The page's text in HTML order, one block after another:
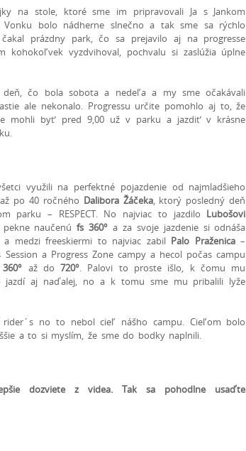
na stole, ktoré sme im pripravovali Ja s Jankom
bolo nádherne slnečno a tak sme sa rýchlo
prázdny park, čo sa prejavilo aj na progresse
kohokoľvek vyzdvihoval, pochvalu si zaslúžia úplne
čo bola sobota a nedeľa a my sme očakávali
ale nekonalo. Progressu určite pomohlo aj to, že
mohli byť pred 9,00 už v parku a jazdiť v krásne
využili na perfektné pojazdenie od najmladšieho
po 40 ročného Dalibora Žáčeka, ktorý posledný deň
parku – RESPECT. No najviac to jazdilo Lubošovi
pekne naučenúfs 360°a za svoje jazdenie si odnáša
medzi freeskiermi to najviac zabil Palo Praženica–
a Progress Zone campy a hecol počas campu
360° až do720°. Palovi to proste išlo, k čomu mu
jazdí aj naďalej, no a k tomu sme mu pribalili lyže
rider´s no to nebol cieľ nášho campu. Cieľom bolo
a to si myslím, že sme do bodky naplnili.
dozviete z videa. Tak sa pohodlne usaďte